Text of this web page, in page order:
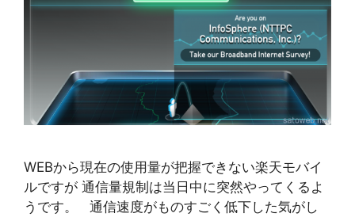
WEBから現在の使用量が把握できない楽天モバイ
ルですが 通信量規制は当日中に突然やってくるよ
うです。 通信速度がものすごく低下した気がし